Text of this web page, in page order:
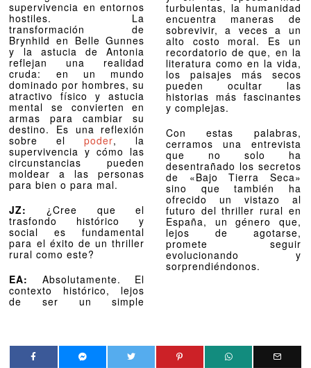
supervivencia en entornos
hostiles. La
transformación de
Brynhild en Belle Gunnes
y la astucia de Antonia
reflejan una realidad
cruda: en un mundo
dominado por hombres, su
atractivo físico y astucia
mental se convierten en
armas para cambiar su
destino. Es una reflexión
sobre elpoder, la
supervivencia y cómo las
circunstancias pueden
moldear a las personas
para bien o para mal.
JZ:
¿Cree que el
trasfondo histórico y
social es fundamental
para el éxito de un thriller
rural como este?
EA:
Absolutamente. El
contexto histórico, lejos
de ser un simple
turbulentas, la humanidad
encuentra maneras de
sobrevivir, a veces a un
alto costo moral. Es un
recordatorio de que, en la
literatura como en la vida,
los paisajes más secos
pueden ocultar las
historias más fascinantes
y complejas.
Con estas palabras,
cerramos una entrevista
que no solo ha
desentrañado los secretos
de «Bajo Tierra Seca»
sino que también ha
ofrecido un vistazo al
futuro del thriller rural en
España, un género que,
lejos de agotarse,
promete seguir
evolucionando y
sorprendiéndonos.